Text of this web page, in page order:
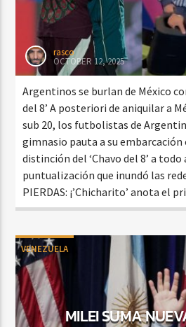
rasco
OCTOBER 12, 2025
Argentinos se burlan de México
del 8’ A posteriori de aniquilar a
sub 20, los futbolistas de
gimnasio pauta a su embarcación
distinción del ‘Chavo del 8’ a todo
puntualización que inundó las
PIERDAS: ¡’Chicharito’ anota el
VENEZUELA
MILEI SUMA